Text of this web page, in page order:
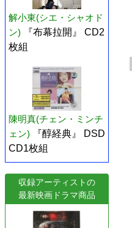
解小東(シエ・シャオド
ン)
『布幕拉開』 CD2
枚組
陳明真(チェン・ミンチ
ェン)
『醇経典』 DSD
CD1枚組
収録アーティストの
最新映画ドラマ商品